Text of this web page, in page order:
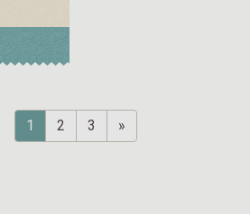
1 2 3 »